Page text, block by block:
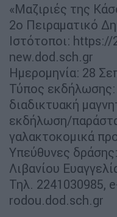
«Μαζιριές της
2ο Πειραματικό
Ιστότοποι:
new.dod.sch.gr
Ημερομηνία: 28
Τύπος εκδήλωσης:
διαδικτυακή
εκδήλωση/
γαλακτοκομικά
Υπεύθυνες
Λιβανίου
Τηλ. 2241030985,
rodou.dod.sch.gr